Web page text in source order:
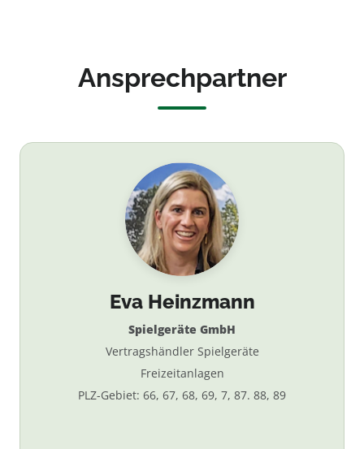
Ansprechpartner
Eva Heinzmann
Spielgeräte GmbH
Vertragshändler Spielgeräte
Freizeitanlagen
PLZ-Gebiet: 66, 67, 68, 69, 7, 87. 88, 89